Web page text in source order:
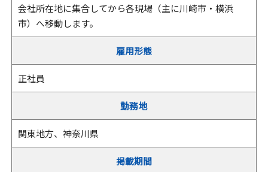
会社所在地に集合してから各現場（主に川崎市・横浜
市）へ移動します。
雇用形態
正社員
勤務地
関東地方、神奈川県
掲載期間